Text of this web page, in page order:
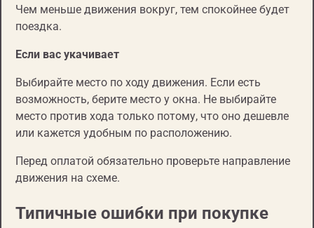
Чем меньше движения вокруг, тем спокойнее будет
поездка.
Если вас укачивает
Выбирайте место по ходу движения. Если есть
возможность, берите место у окна. Не выбирайте
место против хода только потому, что оно дешевле
или кажется удобным по расположению.
Перед оплатой обязательно проверьте направление
движения на схеме.
Типичные ошибки при покупке